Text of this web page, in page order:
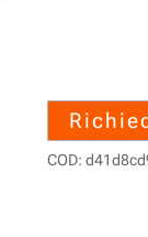
COD: